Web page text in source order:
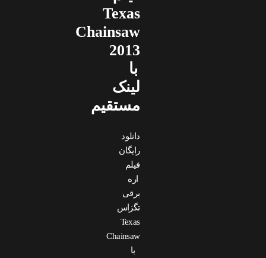
Texas
Chainsaw
2013
با
لینک
مستقیم
دانلود
رایگان
فیلم
اره‌
برقی
تگزاس
Texas
Chainsaw
با